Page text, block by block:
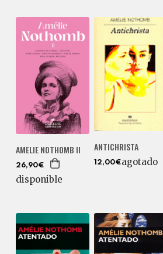
AMELIE NOTHOMB II
26,90€
disponible
ANTICHRISTA
12,00€agotado